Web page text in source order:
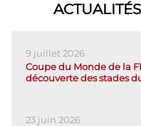
9 juillet 2026
Coupe du Monde de la
découverte des stades
23 juin 2026